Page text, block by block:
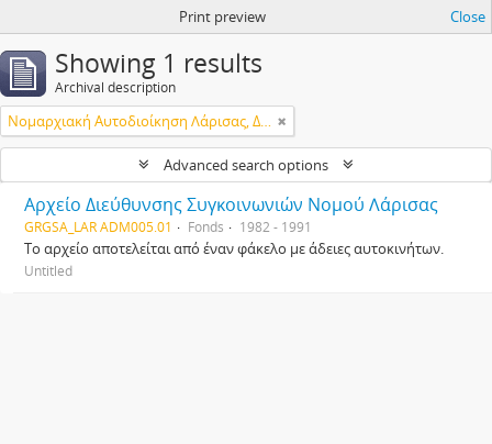
Print preview Close
Showing 1 results
Archival description
Νομαρχιακή Αυτοδιοίκηση Λάρισας, Διεύθυνση Μεταφορών & Επικοινωνιών
Advanced search options
Αρχείο Διεύθυνσης Συγκοινωνιών Νομού Λάρισας
GRGSA_LAR ADM005.01 Fonds 1982 - 1991
Το αρχείο αποτελείται από έναν φάκελο με άδειες αυτοκινήτων.
Untitled